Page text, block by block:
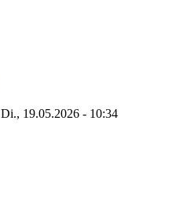
Di., 19.05.2026 - 10:34